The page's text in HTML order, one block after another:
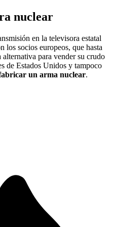
nuclear
en la televisora estatal
los socios europeos, que hasta
para vender su crudo
de Estados Unidos y tampoco
un arma nuclear.